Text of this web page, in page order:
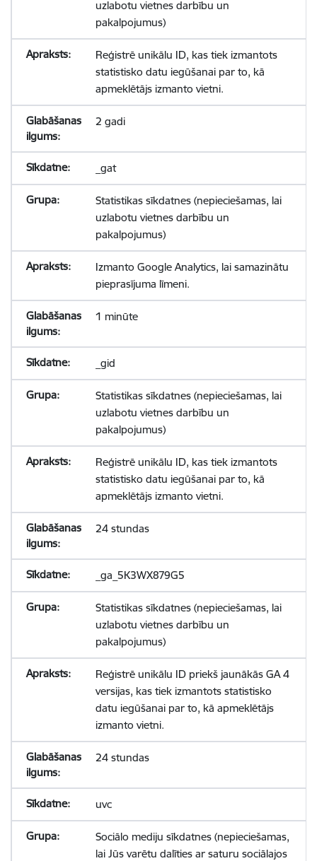
uzlabotu vietnes darbību un
pakalpojumus)
Reģistrē unikālu ID, kas tiek izmantots
statistisko datu iegūšanai par to, kā
apmeklētājs izmanto vietni.
2 gadi
_gat
Statistikas sīkdatnes (nepieciešamas, lai
uzlabotu vietnes darbību un
pakalpojumus)
Izmanto Google Analytics, lai samazinātu
pieprasījuma līmeni.
1 minūte
_gid
Statistikas sīkdatnes (nepieciešamas, lai
uzlabotu vietnes darbību un
pakalpojumus)
Reģistrē unikālu ID, kas tiek izmantots
statistisko datu iegūšanai par to, kā
apmeklētājs izmanto vietni.
24 stundas
_ga_5K3WX879G5
Statistikas sīkdatnes (nepieciešamas, lai
uzlabotu vietnes darbību un
pakalpojumus)
Reģistrē unikālu ID priekš jaunākās GA 4
versijas, kas tiek izmantots statistisko
datu iegūšanai par to, kā apmeklētājs
izmanto vietni.
24 stundas
uvc
Sociālo mediju sīkdatnes (nepieciešamas,
lai Jūs varētu dalīties ar saturu sociālajos